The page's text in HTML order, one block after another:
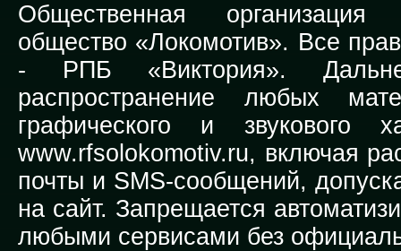
Общественная организация
общество «Локомотив». Все
- РПБ «Виктория».
распространение любых
графического и звукового
www.rfsolokomotiv.ru, включая
почты и SMS-сообщений,
на сайт. Запрещается
любыми сервисами без